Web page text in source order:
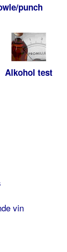
punch
Alkohol test
vin